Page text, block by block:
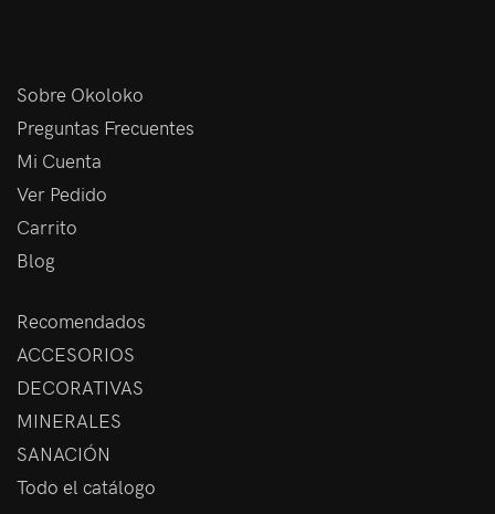
Sobre Okoloko
Preguntas Frecuentes
Mi Cuenta
Ver Pedido
Carrito
Blog
Recomendados
ACCESORIOS
DECORATIVAS
MINERALES
SANACIÓN
Todo el catálogo